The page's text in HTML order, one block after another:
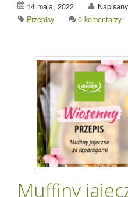
14 maja, 2022
Przepisy
0 komentarzy
Muffiny